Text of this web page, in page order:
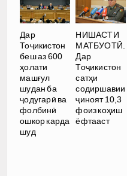
Дар
Тоҷикистон
беш аз 600
ҳолати
машғул
шудан ба
ҷодугарӣ ва
фолбинӣ
ошкор карда
шуд
НИШАСТИ
МАТБУОТӢ.
Дар
Тоҷикистон
сатҳи
содиршавии
ҷиноят 10,3
фоиз коҳиш
ёфтааст